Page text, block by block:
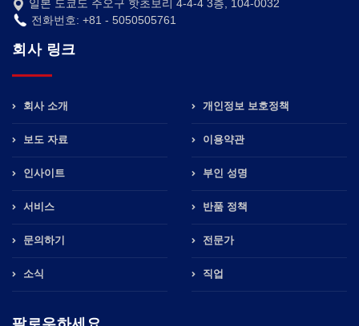
일본 도쿄도 주오구 핫초보리 4-4-4 3층, 104-0032
전화번호: +81 - 5050505761
회사 링크
회사 소개
보도 자료
인사이트
서비스
문의하기
소식
개인정보 보호정책
이용약관
부인 성명
반품 정책
전문가
직업